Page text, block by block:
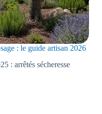
: le guide artisan 2026
: arrêtés sécheresse